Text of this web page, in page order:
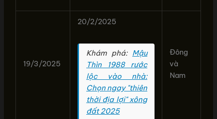
19/3/2025
20/2/2025
Khám phá: Mậu
Thìn 1988 rước
lộc vào nhà:
Chọn ngay "thiên
thời địa lợi" xông
đất 2025
Đông
và
Nam